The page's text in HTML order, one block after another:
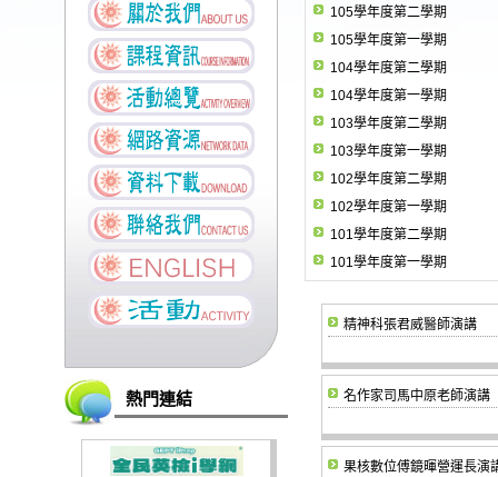
熱門連結
105學年度第二學期
105學年度第一學期
104學年度第二學期
104學年度第一學期
103學年度第二學期
103學年度第一學期
102學年度第二學期
102學年度第一學期
101學年度第二學期
101學年度第一學期
精神科張君威醫師演講
名作家司馬中原老師演講
果核數位傅鏡暉營運長演